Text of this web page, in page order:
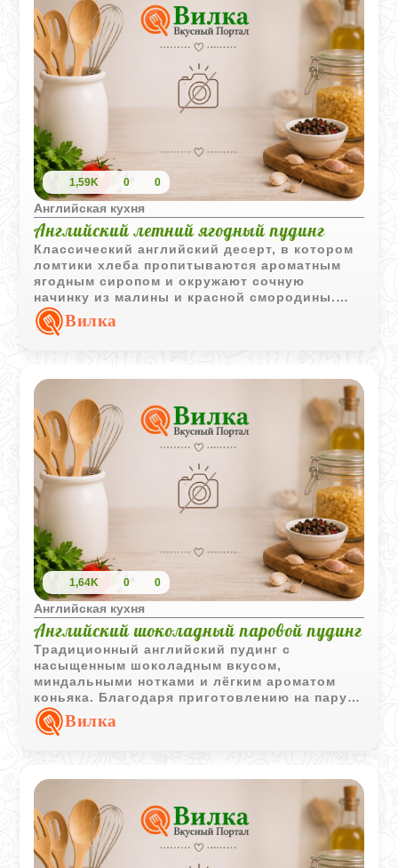
1,59K 0 0
Английская кухня
Английский летний ягодный пудинг
Классический английский десерт, в котором
ломтики хлеба пропитываются ароматным
ягодным сиропом и окружают сочную
начинку из малины и красной смородины.
После охлаждения пудинг приобретает
красивую форму и насыщенный ягодный
Вилка
1,64K 0 0
Английская кухня
Английский шоколадный паровой пудинг
Традиционный английский пудинг с
насыщенным шоколадным вкусом,
миндальными нотками и лёгким ароматом
коньяка. Благодаря приготовлению на пару
десерт получается мягким, влажным и очень
ароматным.
Вилка